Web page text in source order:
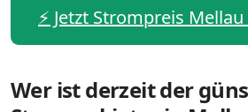
⚡️ Jetzt Strompreis
Wer ist derzeit der